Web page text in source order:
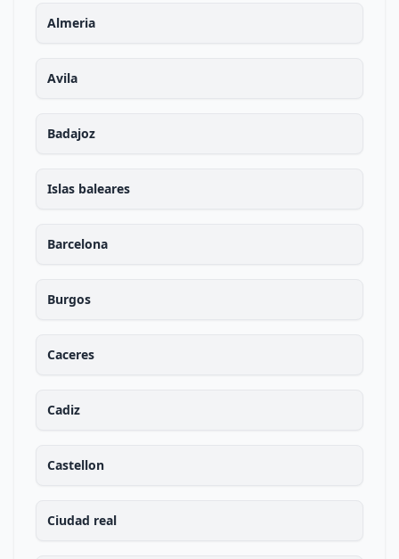
Almeria
Avila
Badajoz
Islas baleares
Barcelona
Burgos
Caceres
Cadiz
Castellon
Ciudad real